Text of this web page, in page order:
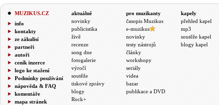
MUZIKUS.CZ
info
kontakty
ze zákulisí
partneři
autoři
ceník inzerce
logo ke stažení
Podmínky používání
nápověda & FAQ
komentáře
mapa stránek
aktuálně
novinky
publicistika
živě
recenze
song dne
fotogalerie
výročí
soutěže
tiskové zprávy
blogy
Rock+
pro muzikanty
časopis Muzikus
e-muzikus
novinky
testy nástrojů
články
workshopy
seriály
videa
bazar
publikace a DVD
kapely
přehled kapel
mp3
soutěže kapel
blogy kapel